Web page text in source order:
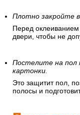
Плотно закройте
Перед оклеиванием
двери, чтобы не
Постелите на пол
картонки.
Это защитит пол,
полосы и